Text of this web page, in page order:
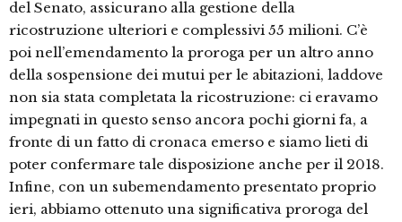
del Senato, assicurano alla gestione della
ricostruzione ulteriori e complessivi 55 milioni. C’è
poi nell’emendamento la proroga per un altro anno
della sospensione dei mutui per le abitazioni, laddove
non sia stata completata la ricostruzione: ci eravamo
impegnati in questo senso ancora pochi giorni fa, a
fronte di un fatto di cronaca emerso e siamo lieti di
poter confermare tale disposizione anche per il 2018.
Infine, con un subemendamento presentato proprio
ieri, abbiamo ottenuto una significativa proroga del